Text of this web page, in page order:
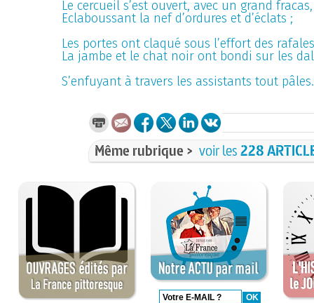
Le cercueil s’est ouvert, avec un grand fracas,
Eclaboussant la nef d’ordures et d’éclats ;
Les portes ont claqué sous l’effort des
La jambe et le chat noir ont bondi sur les
S’enfuyant à travers les assistants tout pâles.
Même rubrique > voir les228